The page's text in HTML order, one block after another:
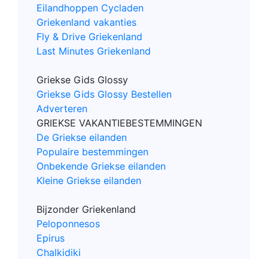
Eilandhoppen Cycladen
Griekenland vakanties
Fly & Drive Griekenland
Last Minutes Griekenland
Griekse Gids Glossy
Griekse Gids Glossy Bestellen
Adverteren
GRIEKSE VAKANTIEBESTEMMINGEN
De Griekse eilanden
Populaire bestemmingen
Onbekende Griekse eilanden
Kleine Griekse eilanden
Bijzonder Griekenland
Peloponnesos
Epirus
Chalkidiki